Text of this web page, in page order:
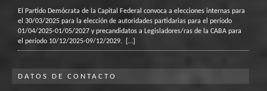
El Partido Demócrata de la Capital Federal convoca a elecciones internas para
el 30/03/2025 para la elección de autoridades partidarias para el período
01/04/2025-01/05/2027 y precandidatos a Legisladores/ras de la CABA para
el período 10/12/2025-09/12/2029.
[…]
DATOS DE CONTACTO